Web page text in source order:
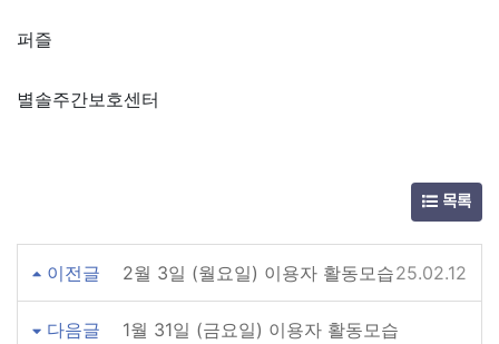
퍼즐
별솔주간보호센터
목록
이전글 2월 3일 (월요일) 이용자 활동모습25.02.12
다음글
1월 31일 (금요일) 이용자 활동모습